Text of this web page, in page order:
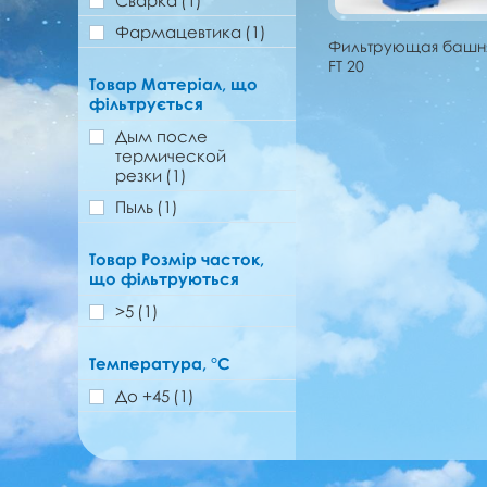
Фармацевтика (1)
Товар Матеріал, що
фільтрується
Дым после
термической
резки (1)
Пыль (1)
Товар Розмір часток,
що фільтруються
>5 (1)
Температура, °C
До +45 (1)
Фильтрующая
FT 20